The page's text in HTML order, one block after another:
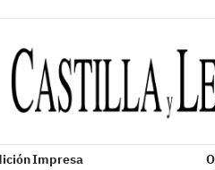
Impresa